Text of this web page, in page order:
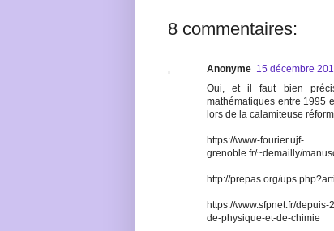
8 commentaires:
Anonyme 15 décembre
Oui, et il faut bien
mathématiques entre 1995
lors de la calamiteuse
https://www-fourier.ujf-
grenoble.fr/~demailly/
http://prepas.org/
https://www.sfpnet.fr/
de-physique-et-de-chimie